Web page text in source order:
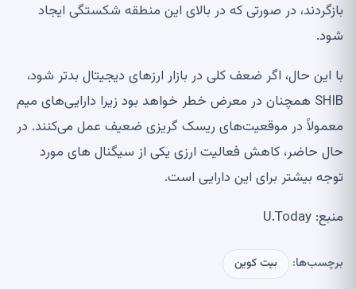
بازگردند، در صورتی که در بالای این منطقه شکستگی ایجاد
شود.
با این حال، اگر ضعف کلی در بازار ارزهای دیجیتال بدتر شود،
SHIB همچنان در معرض خطر خواهد بود زیرا دارایی‌های میم
معمولاً در موقعیت‌های ریسک گریزی ضعیف عمل می‌کنند. در
حال حاضر، کاهش فعالیت ارزی یکی از سیگنال های مورد
توجه بیشتر برای این دارایی است.
منبع: U.Today
برچسب‌ها: بیت کوین